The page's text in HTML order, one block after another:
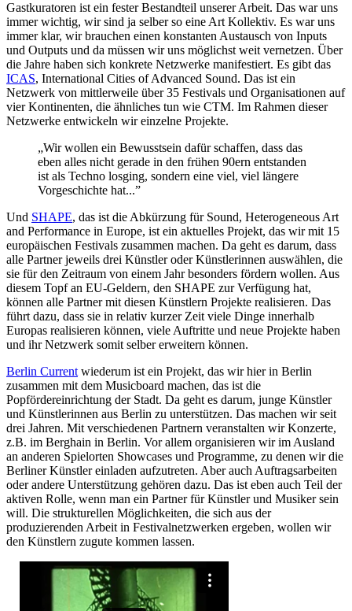
Gastkuratoren ist ein fester Bestandteil unserer Arbeit. Das war uns
immer wichtig, wir sind ja selber so eine Art Kollektiv. Es war uns
immer klar, wir brauchen einen konstanten Austausch von Inputs
und Outputs und da müssen wir uns möglichst weit vernetzen. Über
die Jahre haben sich konkrete Netzwerke manifestiert. Es gibt das
ICAS, International Cities of Advanced Sound. Das ist ein
Netzwerk von mittlerweile über 35 Festivals und Organisationen auf
vier Kontinenten, die ähnliches tun wie CTM. Im Rahmen dieser
Netzwerke entwickeln wir einzelne Projekte.
„Wir wollen ein Bewusstsein dafür schaffen, dass das
eben alles nicht gerade in den frühen 90ern entstanden
ist als Techno losging, sondern eine viel, viel längere
Vorgeschichte hat...”
Und SHAPE, das ist die Abkürzung für Sound, Heterogeneous Art
and Performance in Europe, ist ein aktuelles Projekt, das wir mit 15
europäischen Festivals zusammen machen. Da geht es darum, dass
alle Partner jeweils drei Künstler oder Künstlerinnen auswählen, die
sie für den Zeitraum von einem Jahr besonders fördern wollen. Aus
diesem Topf an EU-Geldern, den SHAPE zur Verfügung hat,
können alle Partner mit diesen Künstlern Projekte realisieren. Das
führt dazu, dass sie in relativ kurzer Zeit viele Dinge innerhalb
Europas realisieren können, viele Auftritte und neue Projekte haben
und ihr Netzwerk somit selber erweitern können.
Berlin Currentwiederum ist ein Projekt, das wir hier in Berlin
zusammen mit dem Musicboard machen, das ist die
Popfördereinrichtung der Stadt. Da geht es darum, junge Künstler
und Künstlerinnen aus Berlin zu unterstützen. Das machen wir seit
drei Jahren. Mit verschiedenen Partnern veranstalten wir Konzerte,
z.B. im Berghain in Berlin. Vor allem organisieren wir im Ausland
an anderen Spielorten Showcases und Programme, zu denen wir die
Berliner Künstler einladen aufzutreten. Aber auch Auftragsarbeiten
oder andere Unterstützung gehören dazu. Das ist eben auch Teil der
aktiven Rolle, wenn man ein Partner für Künstler und Musiker sein
will. Die strukturellen Möglichkeiten, die sich aus der
produzierenden Arbeit in Festivalnetzwerken ergeben, wollen wir
den Künstlern zugute kommen lassen.